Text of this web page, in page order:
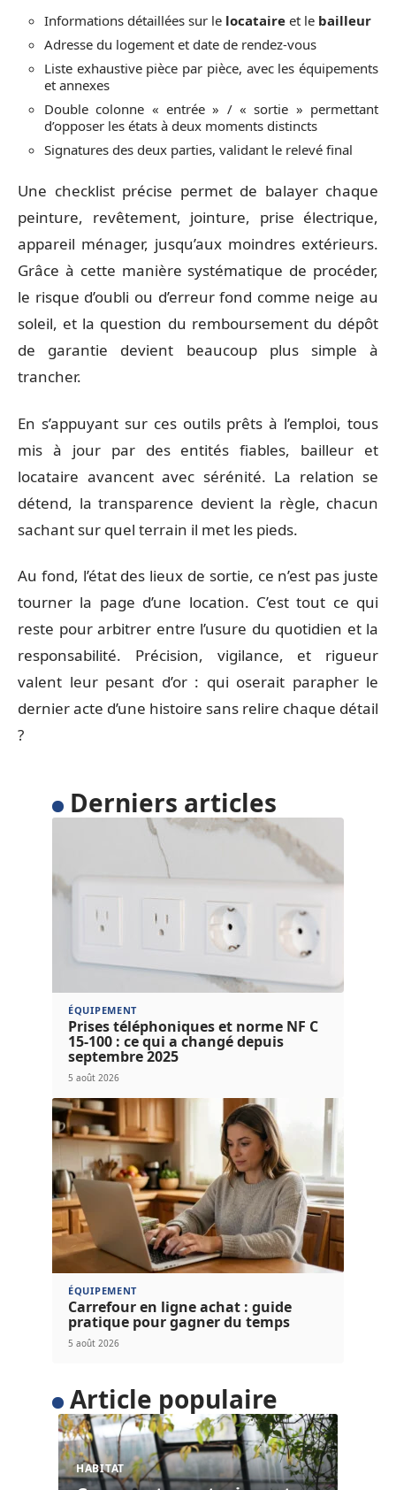
Informations détaillées sur le locataire et le bailleur
Adresse du logement et date de rendez-vous
Liste exhaustive pièce par pièce, avec les équipements
et annexes
Double colonne « entrée » / « sortie » permettant
d’opposer les états à deux moments distincts
Signatures des deux parties, validant le relevé final
Une checklist précise permet de balayer chaque
peinture, revêtement, jointure, prise électrique,
appareil ménager, jusqu’aux moindres extérieurs.
Grâce à cette manière systématique de procéder,
le risque d’oubli ou d’erreur fond comme neige au
soleil, et la question du remboursement du dépôt
de garantie devient beaucoup plus simple à
trancher.
En s’appuyant sur ces outils prêts à l’emploi, tous
mis à jour par des entités fiables, bailleur et
locataire avancent avec sérénité. La relation se
détend, la transparence devient la règle, chacun
sachant sur quel terrain il met les pieds.
Au fond, l’état des lieux de sortie, ce n’est pas juste
tourner la page d’une location. C’est tout ce qui
reste pour arbitrer entre l’usure du quotidien et la
responsabilité. Précision, vigilance, et rigueur
valent leur pesant d’or : qui oserait parapher le
dernier acte d’une histoire sans relire chaque détail
?
Derniers articles
ÉQUIPEMENT
Prises téléphoniques et norme NF C
15-100 : ce qui a changé depuis
septembre 2025
5 août 2026
ÉQUIPEMENT
Carrefour en ligne achat : guide
pratique pour gagner du temps
5 août 2026
Article populaire
HABITAT